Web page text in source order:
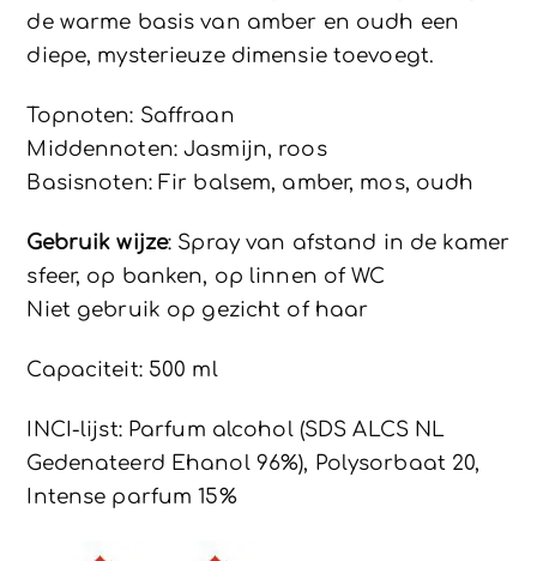
de warme basis van amber en oudh een
diepe, mysterieuze dimensie toevoegt.
Topnoten: Saffraan
Middennoten: Jasmijn, roos
Basisnoten: Fir balsem, amber, mos, oudh
Gebruik wijze: Spray van afstand in de kamer
sfeer, op banken, op linnen of WC
Niet gebruik op gezicht of haar
Capaciteit: 500 ml
INCI-lijst: Parfum alcohol (SDS ALCS NL
Gedenateerd Ehanol 96%), Polysorbaat 20,
Intense parfum 15%